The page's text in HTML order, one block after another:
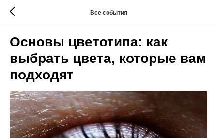
Все события
Основы цветотипа: как
выбрать цвета, которые вам
подходят